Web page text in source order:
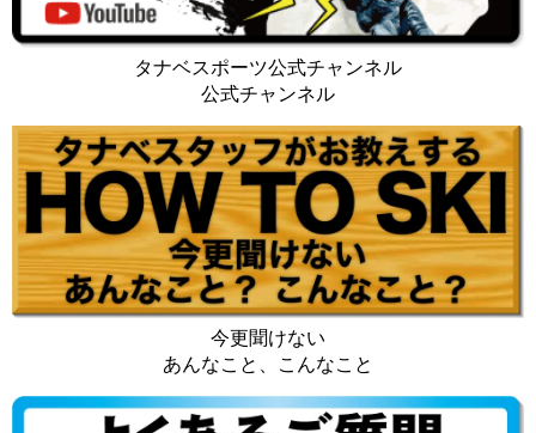
タナベスポーツ公式チャンネル
公式チャンネル
今更聞けない
あんなこと、こんなこと